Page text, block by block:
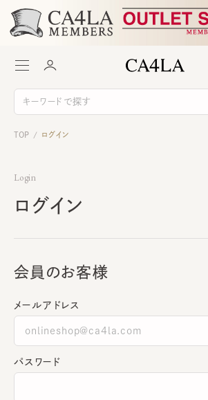
TOP / ログイン
Login
ログイン
会員のお客様
メールアドレス
パスワード